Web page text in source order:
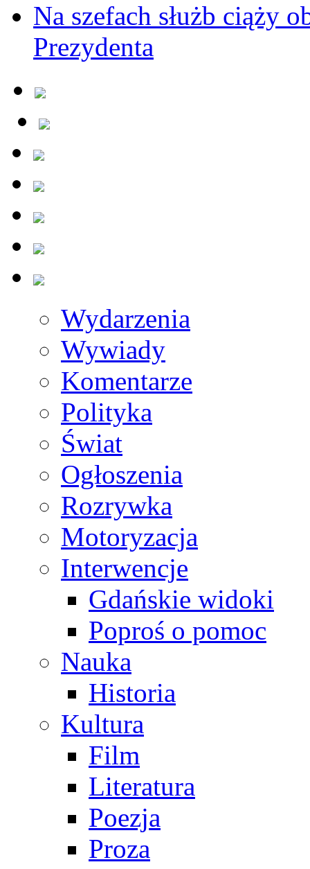
Na szefach służb ciąży
Prezydenta
Wydarzenia
Wywiady
Komentarze
Polityka
Świat
Ogłoszenia
Rozrywka
Motoryzacja
Interwencje
Gdańskie widoki
Poproś o pomoc
Nauka
Historia
Kultura
Film
Literatura
Poezja
Proza